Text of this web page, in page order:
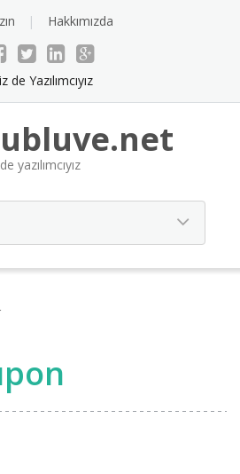
Hakkımızda
de Yazılımcıyız
yazılımcıyız